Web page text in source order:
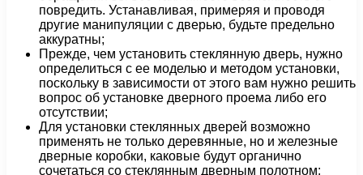
повредить. Устанавливая, примеряя и проводя
другие манипуляции с дверью, будьте предельно
аккуратны;
Прежде, чем установить стеклянную дверь, нужно
определиться с ее моделью и методом установки,
поскольку в зависимости от этого вам нужно решить
вопрос об установке дверного проема либо его
отсутствии;
Для установки стеклянных дверей возможно
применять не только деревянные, но и железные
дверные коробки, каковые будут органично
сочетаться со стеклянным дверным полотном;